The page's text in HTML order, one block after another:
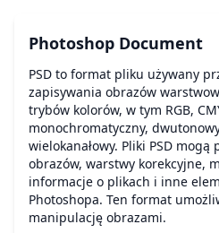
Photoshop Document
PSD to format pliku używany
zapisywania obrazów
trybów kolorów, w tym RGB,
monochromatyczny,
wielokanałowy. Pliki PSD
obrazów, warstwy korekcyjne,
informacje o plikach i inne
Photoshopa. Ten format
manipulację obrazami.